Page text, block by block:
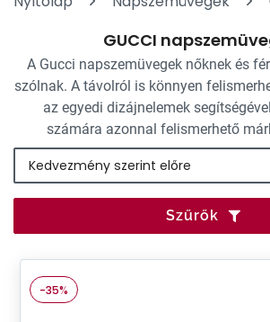
GUCCI
A Gucci napszemüvegek nőknek és
szólnak. A távolról is könnyen
az egyedi dizájnelemek
számára azonnal felismerhető
Szűrők
-35%